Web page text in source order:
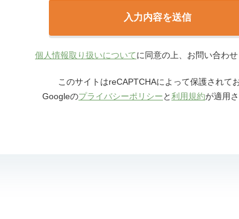
個人情報取り扱いについてに同意の上、お問い合わせ
このサイトはreCAPTCHAによって保護されてお
Googleのプライバシーポリシーと利用規約が適用さ